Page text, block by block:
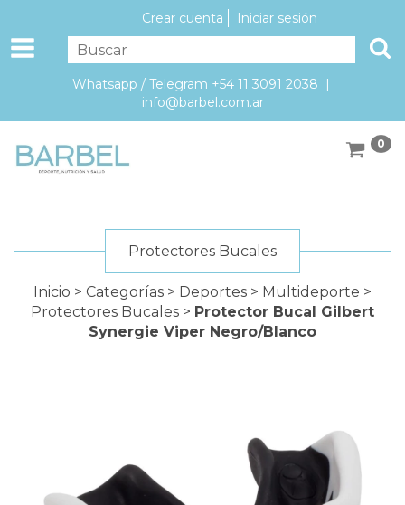
Crear cuenta Iniciar sesión
Whatsapp / Telegram +54 11 3091 2038 |
info@barbel.com.ar
0
Protectores Bucales
Inicio > Categorías > Deportes > Multideporte >
Protectores Bucales > Protector Bucal Gilbert
Synergie Viper Negro/Blanco